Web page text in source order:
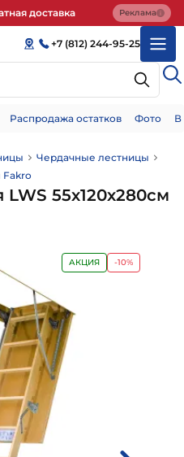
доставка Реклама
+7 (812) 244-95-25
Распродажа остатков Фото
Чердачные лестницы
55х120х280см
АКЦИЯ -10%